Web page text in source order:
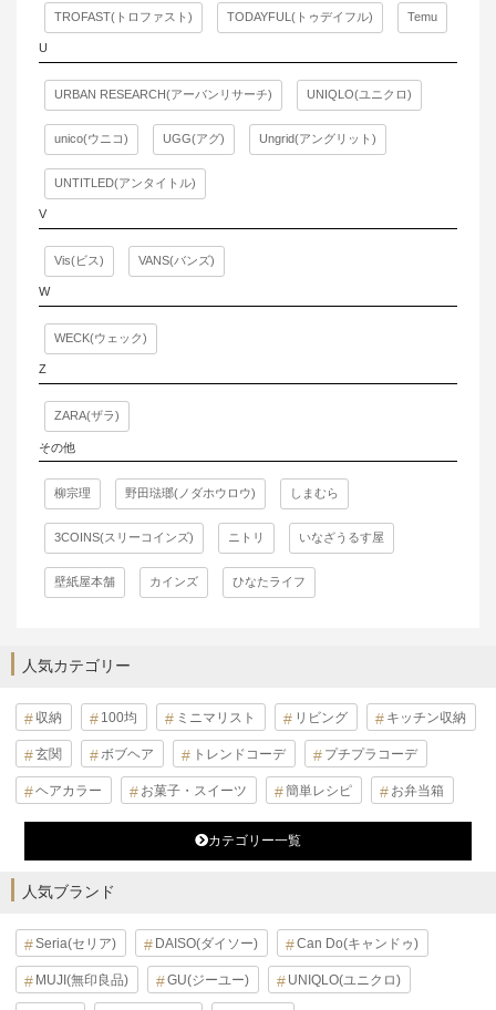
TROFAST(トロファスト) TODAYFUL(トゥデイフル) Temu
U
URBAN RESEARCH(アーバンリサーチ) UNIQLO(ユニクロ)
unico(ウニコ) UGG(アグ) Ungrid(アングリット)
UNTITLED(アンタイトル)
V
Vis(ビス) VANS(バンズ)
W
WECK(ウェック)
Z
ZARA(ザラ)
その他
柳宗理 野田琺瑯(ノダホウロウ) しまむら
3COINS(スリーコインズ) ニトリ いなざうるす屋
壁紙屋本舗 カインズ ひなたライフ
人気カテゴリー
収納 100均 ミニマリスト リビング キッチン収納
玄関 ボブヘア トレンドコーデ プチプラコーデ
ヘアカラー お菓子・スイーツ 簡単レシピ お弁当箱
カテゴリー一覧
人気ブランド
Seria(セリア) DAISO(ダイソー) Can Do(キャンドゥ)
MUJI(無印良品) GU(ジーユー) UNIQLO(ユニクロ)